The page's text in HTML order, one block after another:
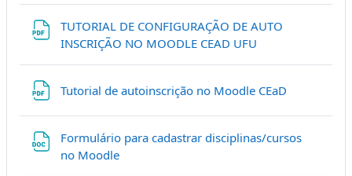
TUTORIAL DE CONFIGURAÇÃO DE AUTO
INSCRIÇÃO NO MOODLE CEAD UFU
Tutorial de autoinscrição no Moodle CEaD
Formulário para cadastrar disciplinas/cursos
no Moodle